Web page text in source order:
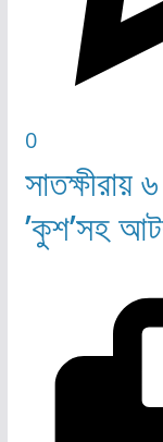
0
সাতক্ষীরায়
’কুশ’সহ